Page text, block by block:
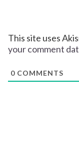
This site uses
your comment
0 COMMENTS